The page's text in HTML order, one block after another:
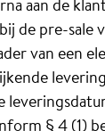
de pre-sale
van een
§ 4 (1)